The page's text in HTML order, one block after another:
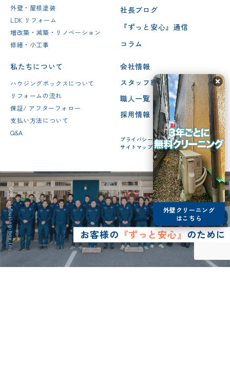
外壁・屋根塗装
LDK リフォーム
増改築・減築・リノベーション
修繕・小工事
社長ブログ
『ずっと安心』通信
コラム
私たちについて
ハウジングボックスについて
リフォームの流れ
保証/ アフターフォロー
支払い方法について
Q&A
会社情報
スタッフ紹介
職人一覧
採用情報
プライバシーポリシー
サイトマップ
お客様の 『ずっと安心』のために
© 2026 Housing-box Inc.
外壁クリーニング
はこちら